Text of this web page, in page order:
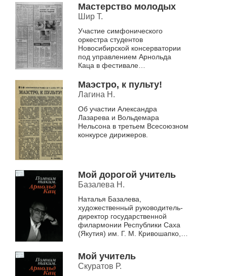
Мастерство молодых
Шир Т.
Участие симфонического
оркестра студентов
Новосибирской консерватории
под управлением Арнольда
Каца в фестивале
Маэстро, к пульту!
Лагина Н.
Об участии Александра
Лазарева и Вольдемара
Нельсона в третьем Всесоюзном
конкурсе дирижеров.
Мой дорогой учитель
Базалева Н.
Наталья Базалева,
художественный руководитель-
директор государственной
филармонии Республики Саха
(Якутия) им. Г. М. Кривошапко,
оркестра филармонии
«Symphonica ARTica»,...
Мой учитель
Скуратов Р.